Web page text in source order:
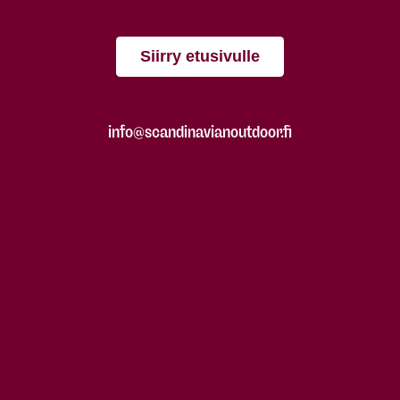
Siirry etusivulle
info@scandinavianoutdoor.fi